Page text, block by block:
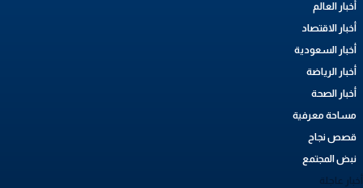
أخبار العالم
أخبار الاقتصاد
أخبار السعودية
أخبار الرياضة
أخبار الصحة
مساحة معرفية
قصص نجاح
نبض المجتمع
عاجلة